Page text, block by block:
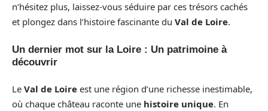
n’hésitez plus, laissez-vous séduire par ces trésors cachés
et plongez dans l’histoire fascinante du Val de Loire.
Un dernier mot sur la Loire : Un patrimoine à
découvrir
Le Val de Loire est une région d’une richesse inestimable,
où chaque château raconte une histoire unique. En